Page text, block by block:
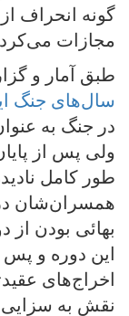
گونه انحراف
مجازات
طبق آمار و
سال‌های جنگ
در جنگ به
ولی‌ پس از
طور کامل
همسران‌شان
بهائی بودن از
این دوره و
اخراج‌های
نقش به سزایی